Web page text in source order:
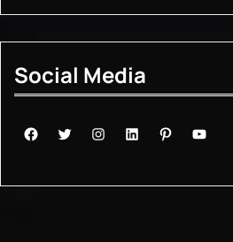
Social Media
Facebook Twitter Instagram LinkedIn Pinterest YouTube